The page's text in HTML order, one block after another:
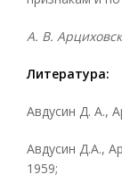
А. В.
Литература:
Авдусин Д. А.,
Авдусин Д.А.,
1959;